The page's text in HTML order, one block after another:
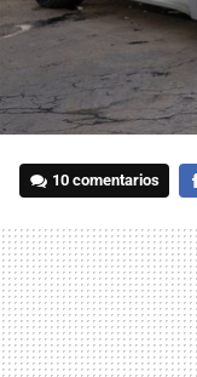
10 comentarios